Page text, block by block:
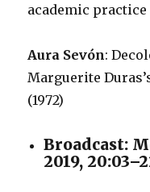
academic practice
Aura Sevón:
Marguerite
(1972)
Broadcast:
2019,